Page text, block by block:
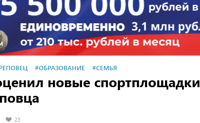
#ОБРАЗОВАНИЕ #СЕМЬЯ
новые спортплощадки
23